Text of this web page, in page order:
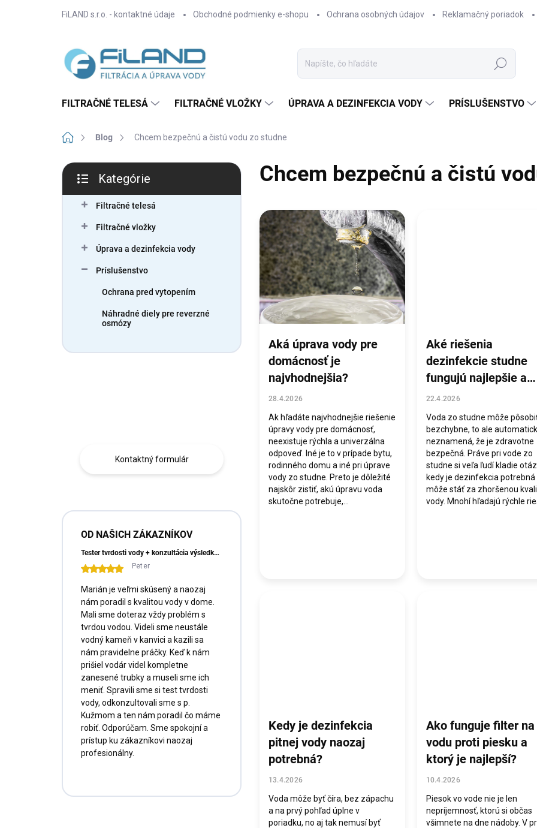
FiLAND s.r.o. - kontaktné údaje Obchodné podmienky e-shopu Ochrana osobných údajov Reklamačný poriadok
Hľadať
FILTRAČNÉ TELESÁ FILTRAČNÉ VLOŽKY ÚPRAVA A DEZINFEKCIA VODY PRÍSLUŠENSTVO
DomovBlog Chcem bezpečnú a čistú vodu zo studne
B
č
kategórie
Kategórie
Filtračné telesá
Filtračné vložky
Úprava a dezinfekcia vody
Príslušenstvo
Ochrana pred vytopením
Náhradné diely pre reverzné
osmózy
Kontaktný formulár
OD NAŠICH ZÁKAZNÍKOV
Tester tvrdosti vody + konzultácia výsledkov a doprava ZADARMO
Peter
Marián je veľmi skúsený a naozaj
nám poradil s kvalitou vody v dome.
Mali sme doteraz vždy problém s
tvrdou vodou. Videli sme neustále
vodný kameň v kanvici a kazili sa
nám pravidelne práčky. Keď k nám
prišiel vodár videl kompletne
zanesené trubky a museli sme ich
meniť. Spravili sme si test tvrdosti
vody, odkonzultovali sme s p.
Kužmom a ten nám poradil čo máme
robiť. Odporúčam. Sme spokojní a
prístup ku zákazníkovi naozaj
profesionálny.
Chcem bezpečnú a čistú
V
ý
p
i
s
č
l
á
n
k
Aká úprava vody pre
domácnosť je
najvhodnejšia?
28.4.2026
Ak hľadáte najvhodnejšie riešenie
úpravy vody pre domácnosť,
neexistuje rýchla a univerzálna
odpoveď. Iné je to v prípade bytu,
rodinného domu a iné pri úprave
vody zo studne. Preto je dôležité
najskôr zistiť, akú úpravu voda
skutočne potrebuje,...
Aké riešenia
dezinfekcie studne
fungujú najlepšie a
kedy ich zvoliť?
22.4.2026
Voda zo studne môže
bezchybne, to ale
neznamená, že je zdravotne
bezpečná. Práve pri vode zo
studne si veľa ľudí kladie
kedy je dezinfekcia potrebná
môže stáť za zhoršenou
vody. Mnohí hľadajú rýchle
Kedy je dezinfekcia
pitnej vody naozaj
potrebná?
13.4.2026
Voda môže byť číra, bez zápachu
a na prvý pohľad úplne v
poriadku, no aj tak nemusí byť
Ako funguje filter na
vodu proti piesku a
ktorý je najlepší?
10.4.2026
Piesok vo vode nie je len
nepríjemnosť, ktorú si občas
všimnete na dne nádoby. V